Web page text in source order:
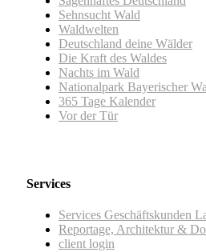
Sehnsucht Wald
Waldwelten
Deutschland deine Wälder
Die Kraft des Waldes
Nachts im Wald
Nationalpark Bayerischer
365 Tage Kalender
Vor der Tür
Services
Services Geschäftskunden
Reportage, Architektur &
client login